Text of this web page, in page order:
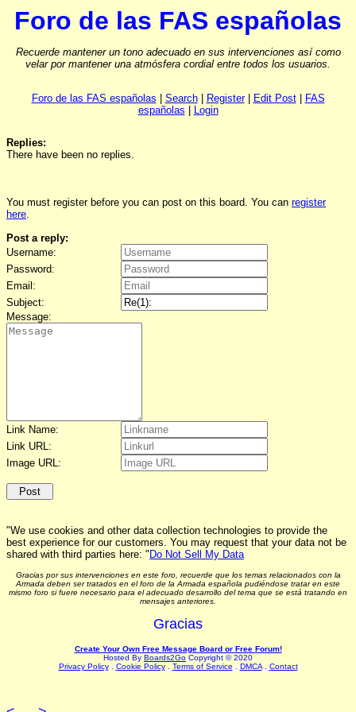
Foro de las FAS españolas
Recuerde mantener un tono adecuado en sus intervenciones así como
velar por mantener una atmósfera cordial entre todos los usuarios.
Foro de las FAS españolas Search| Register| Edit Post|
FAS
españolas
Login
Replies:
There have been no replies.
You must register before you can post on this board. You can register
here.
Post a reply:
Username:
Password:
Email:
Subject:
Message:
Link Name:
Link URL:
Image URL:
"We use cookies and other data collection technologies to provide the
best experience for our customers. You may request that your data not be
shared with third parties here: " Do Not Sell My Data
Gracias por sus intervenciones en este foro, recuerde que los temas relacionados con la
Armada deben ser tratados en el foro de la Armada española pudiéndose tratar en este
mismo foro si fuere necesario para el adecuado desarrollo del tema que se está tratando en
mensajes anteriores.
Gracias
Create Your Own Free Message Board or Free Forum!
Hosted By Boards2Go Copyright © 2020
Privacy Policy. Cookie Policy. Terms of Service DMCA. Contact